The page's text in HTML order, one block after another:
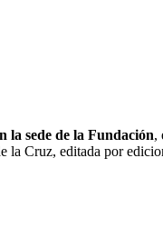
la sede de la Fundación,
la Cruz, editada por